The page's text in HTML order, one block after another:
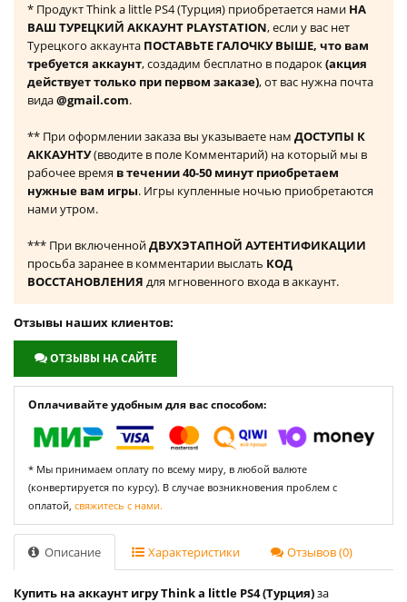
* Продукт Think a little PS4 (Турция) приобретается нами НА
ВАШ ТУРЕЦКИЙ АККАУНТ PLAYSTATION, если у вас нет
Турецкого аккаунта ПОСТАВЬТЕ ГАЛОЧКУ ВЫШЕ, что вам
требуется аккаунт, создадим бесплатно в подарок(акция
действует только при первом заказе), от вас нужна почта
вида@gmail.com.
** При оформлении заказа вы указываете нам ДОСТУПЫ К
АККАУНТУ(вводите в поле Комментарий) на который мы в
рабочее время в течении 40-50 минут приобретаем
нужные вам игры. Игры купленные ночью приобретаются
нами утром.
*** При включеннойДВУХЭТАПНОЙ АУТЕНТИФИКАЦИИ
просьба заранее в комментарии выслать КОД
ВОССТАНОВЛЕНИЯ для мгновенного входа в аккаунт.
Отзывы наших клиентов:
ОТЗЫВЫ НА САЙТЕ
Оплачивайте удобным для вас способом:
* Мы принимаем оплату по всему миру, в любой валюте
(конвертируется по курсу). В случае возникновения проблем с
оплатой, свяжитесь с нами.
Описание Характеристики Отзывов (0)
Купить на аккаунт игру Think a little PS4 (Турция)за